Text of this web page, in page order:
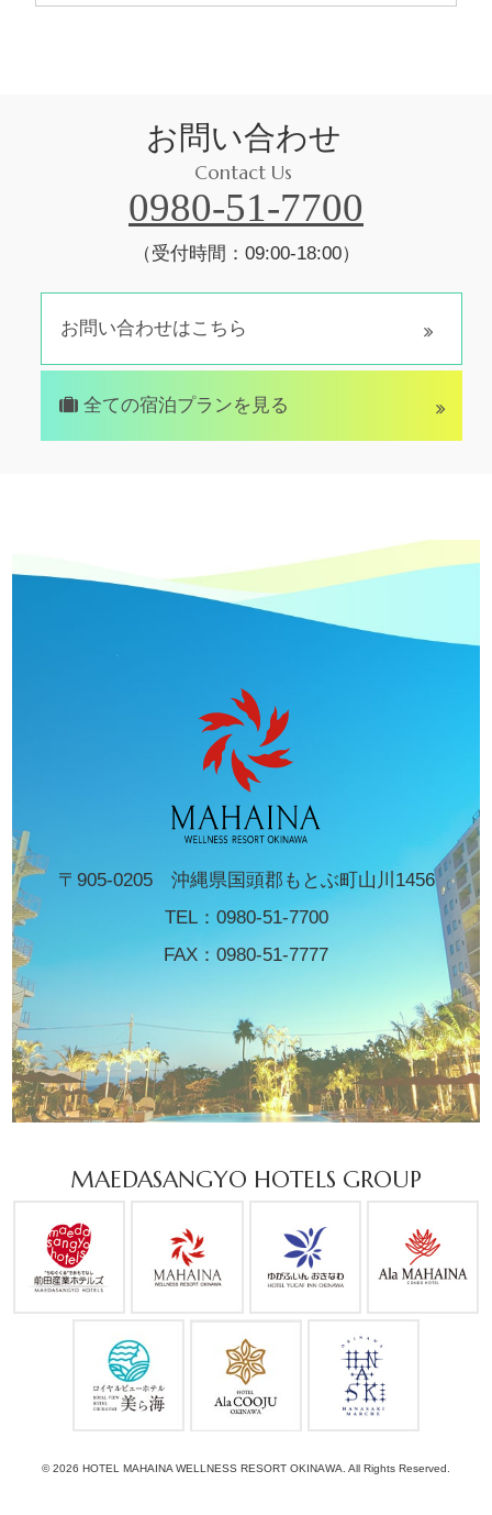
お問い合わせ
Contact Us
0980-51-7700
（受付時間：09:00-18:00）
お問い合わせはこちら
全ての宿泊プランを見る
〒905-0205 沖縄県国頭郡もとぶ町山川1456
TEL： 0980-51-7700
FAX：0980-51-7777
MAEDASANGYO HOTELS GROUP
© 2026 HOTEL MAHAINA WELLNESS RESORT OKINAWA. All Rights Reserved.